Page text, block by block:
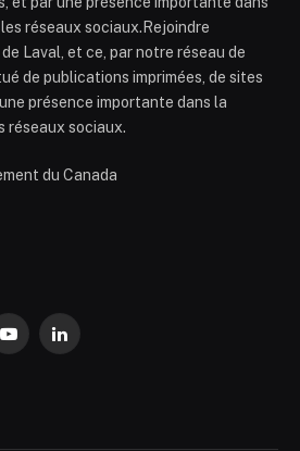
réseaux sociaux.Rejoindre
Laval, et ce, par notre réseau de
de publications imprimées, de sites
présence importante dans la
réseaux sociaux.
du Canada
YouTubeLinkedIn